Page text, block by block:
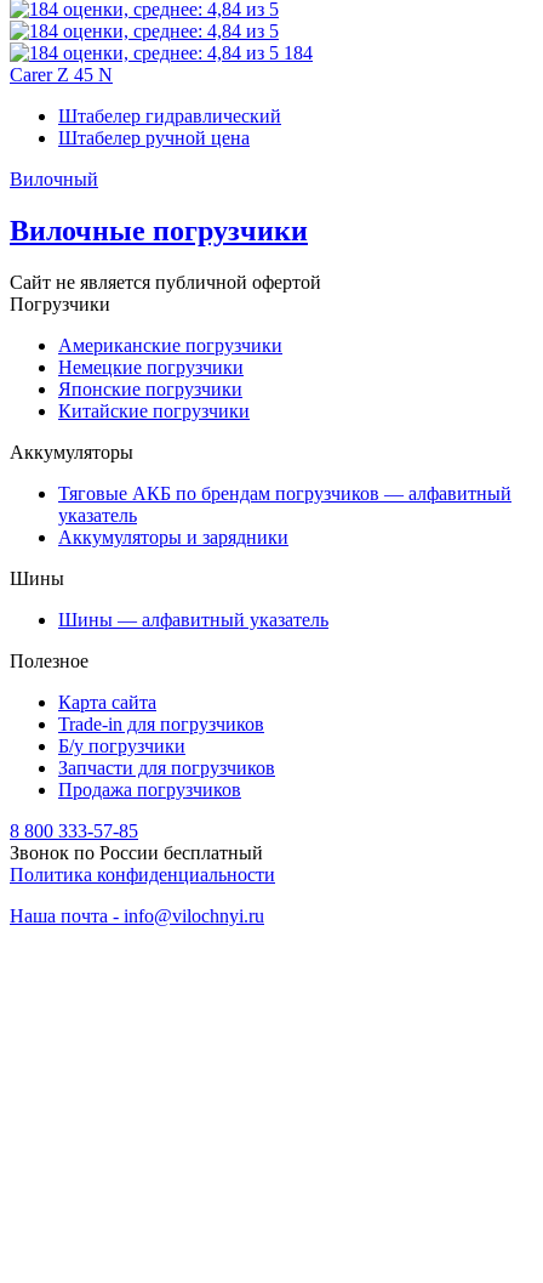
184
Carer Z 45 N
Штабелер гидравлический
Штабелер ручной цена
Вилочный
Вилочные погрузчики
Сайт не является публичной офертой
Погрузчики
Американские погрузчики
Немецкие погрузчики
Японские погрузчики
Китайские погрузчики
Аккумуляторы
Тяговые АКБ по брендам погрузчиков — алфавитный
указатель
Аккумуляторы и зарядники
Шины
Шины — алфавитный указатель
Полезное
Карта сайта
Trade-in для погрузчиков
Б/у погрузчики
Запчасти для погрузчиков
Продажа погрузчиков
8 800 333-57-85
Звонок по России бесплатный
Политика конфиденциальности
Наша почта - info@vilochnyi.ru